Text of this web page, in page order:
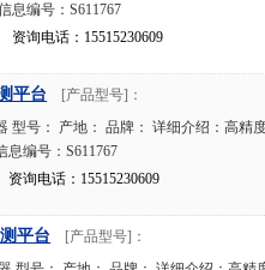
息编号：S611767
资询电话：15515230609
平台
[产品型号]：
型号： 产地： 品牌： 详细介绍：高精
息编号：S611767
资询电话：15515230609
平台
[产品型号]：